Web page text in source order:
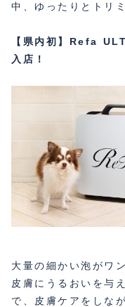
中、ゆったりとトリ
【県内初】Refa
入店！
大量の細かい泡がワ
皮膚にうるおいを与
で、皮膚ケアをしな